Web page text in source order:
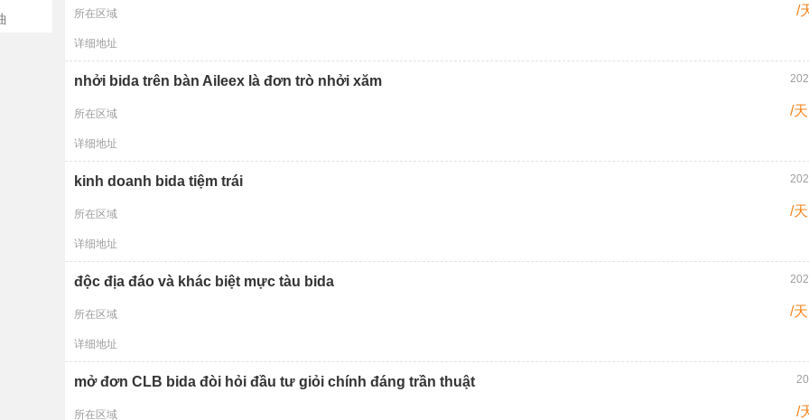
所在区域
详细地址
/
nhởi bida trên bàn Aileex là đơn trò nhởi xăm
所在区域
详细地址
/天
kinh doanh bida tiệm trái
所在区域
详细地址
/天
độc địa đáo và khác biệt mực tàu bida
所在区域
详细地址
/天
mở đơn CLB bida đòi hỏi đầu tư giỏi chính đáng trần thuật
所在区域 /